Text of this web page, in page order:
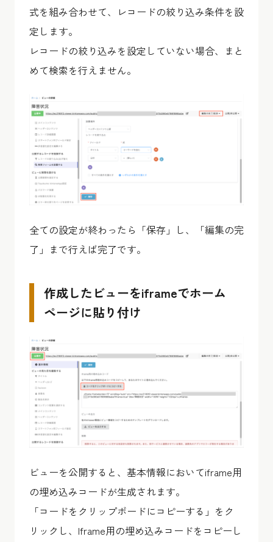
式を組み合わせて、レコードの絞り込み条件を設
定します。
レコードの絞り込みを設定していない場合、まと
めて検索を行えません。
全ての設定が終わったら「保存」し、「編集の完
了」まで行えば完了です。
作成したビューをiframeでホーム
ページに貼り付け
ビューを公開すると、基本情報においてiframe用
の埋め込みコードが生成されます。
「コードをクリップボードにコピーする」をク
リックし、Iframe用の埋め込みコードをコピーし